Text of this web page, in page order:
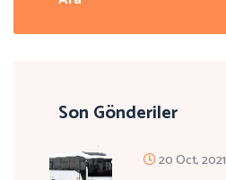
Son Gönderiler
20 Oct, 2021